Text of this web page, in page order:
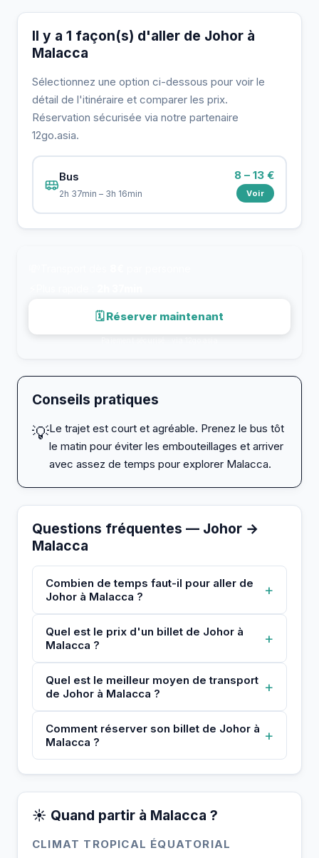
Il y a 1 façon(s) d'aller de Johor à
Malacca
Sélectionnez une option ci-dessous pour voir le
détail de l'itinéraire et comparer les prix.
Réservation sécurisée via notre partenaire
12go.asia.
Bus
2h 37min – 3h 16min
8 – 13 €
Voir
🗓 Réserver maintenant
Conseils pratiques
💡Le trajet est court et agréable. Prenez le bus tôt
le matin pour éviter les embouteillages et arriver
avec assez de temps pour explorer Malacca.
Questions fréquentes — Johor →
Malacca
Combien de temps faut-il pour aller de
Johor à Malacca ?
+
Quel est le prix d'un billet de Johor à
Malacca ?
+
Quel est le meilleur moyen de transport
de Johor à Malacca ?
+
Comment réserver son billet de Johor à
Malacca ?
+
☀️ Quand partir à Malacca ?
CLIMAT TROPICAL ÉQUATORIAL